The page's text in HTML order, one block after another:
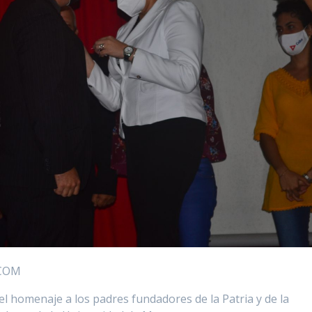
homenaje a los padres fundadores de la Patria y de la